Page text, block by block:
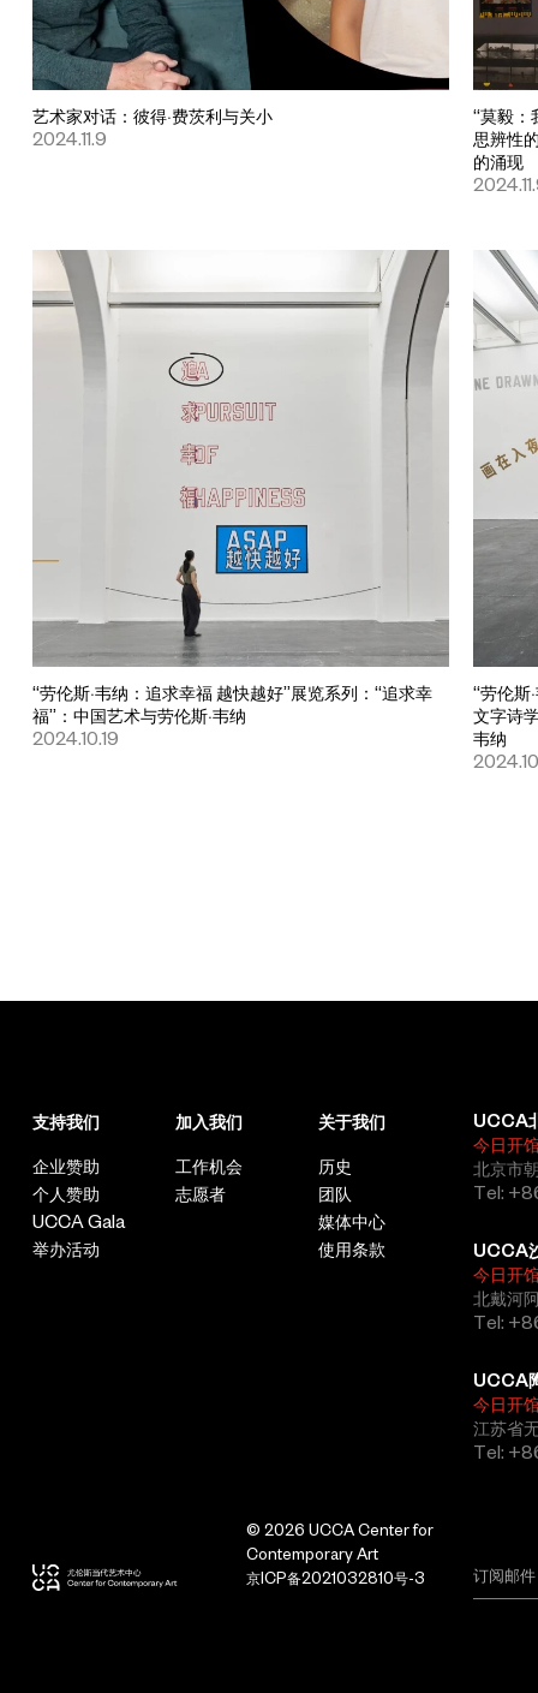
艺术家对话：彼得·费茨利与关小
2024.11.9
“莫毅：
思辨性
的涌现
“劳伦斯·韦纳：追求幸福 越快越好”展览系列：“追求幸
福”：中国艺术与劳伦斯·韦纳
2024.10.19
“劳伦斯
文字诗
韦纳
支持我们
企业赞助
个人赞助
UCCA Gala
举办活动
加入我们
工作机会
志愿者
关于我们
历史
团队
媒体中心
使用条款
UCCA
今日开
北京市
Tel:
UCCA
今日开
北戴河
Tel:
UCCA
今日开
江苏省
Tel:
© 2026 UCCA Center for
Contemporary Art
京ICP备2021032810号-3